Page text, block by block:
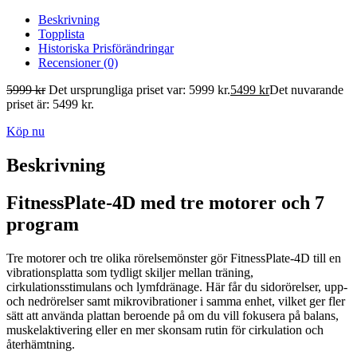
Beskrivning
Topplista
Historiska Prisförändringar
Recensioner (0)
5999kr Det ursprungliga priset var: 5999 kr.5499 krDet nuvarande
priset är: 5499 kr.
Köp nu
Beskrivning
FitnessPlate-4D med tre motorer och 7
program
Tre motorer och tre olika rörelsemönster gör FitnessPlate-4D till en
vibrationsplatta som tydligt skiljer mellan träning,
cirkulationsstimulans och lymfdränage. Här får du sidorörelser, upp-
och nedrörelser samt mikrovibrationer i samma enhet, vilket ger fler
sätt att använda plattan beroende på om du vill fokusera på balans,
muskelaktivering eller en mer skonsam rutin för cirkulation och
återhämtning.